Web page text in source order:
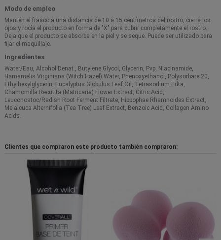
Modo de empleo
Mantén el frasco a una distancia de 10 a 15 centímetros del rostro, cierra los
ojos y rocía el producto en forma de "X" para cubrir completamente el rostro.
Deja que el producto se absorba en la piel y se seque. Puede ser utilizado para
fijar el maquillaje.
Ingredientes
Water/Eau, Alcohol Denat., Butylene Glycol, Glycerin, Pvp, Niacinamide,
Hamamelis Virginiana (Witch Hazel) Water, Phenoxyethanol, Polysorbate 20,
Ethylhexylglycerin, Eucalyptus Globulus Leaf Oil, Tetrasodium Edta,
Chamomilla Recutita (Matricaria) Flower Extract, Citric Acid,
Leuconostoc/Radish Root Ferment Filtrate, Hippophae Rhamnoides Extract,
Melaleuca Alternifolia (Tea Tree) Leaf Extract, Benzoic Acid, Collagen Amino
Acids.
Clientes que compraron este producto también compraron: